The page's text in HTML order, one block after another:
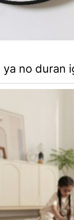
no duran